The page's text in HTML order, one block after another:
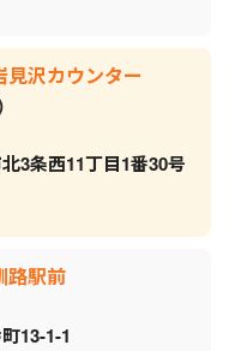
見沢カウンター
3条西11丁目1番30号
路駅前
13-1-1